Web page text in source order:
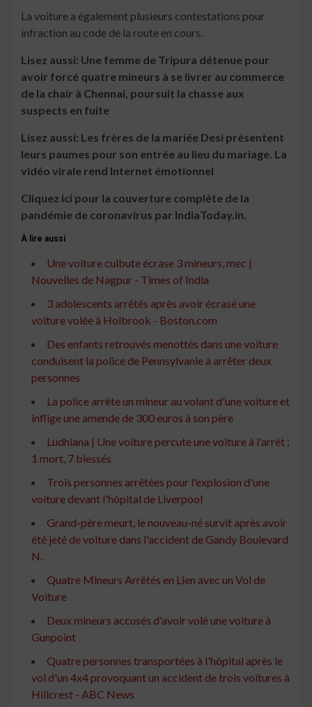
La voiture a également plusieurs contestations pour
infraction au code de la route en cours.
Lisez aussi: Une femme de Tripura détenue pour
avoir forcé quatre mineurs à se livrer au commerce
de la chair à Chennai, poursuit la chasse aux
suspects en fuite
Lisez aussi: Les frères de la mariée Desi présentent
leurs paumes pour son entrée au lieu du mariage. La
vidéo virale rend Internet émotionnel
Cliquez ici pour la couverture complète de la
pandémie de coronavirus par IndiaToday.in.
À lire aussi
Une voiture culbute écrase 3 mineurs, mec |
Nouvelles de Nagpur - Times of India
3 adolescents arrêtés après avoir écrasé une
voiture volée à Holbrook - Boston.com
Des enfants retrouvés menottés dans une voiture
conduisent la police de Pennsylvanie à arrêter deux
personnes
La police arrête un mineur au volant d'une voiture et
inflige une amende de 300 euros à son père
Ludhiana | Une voiture percute une voiture à l'arrêt ;
1 mort, 7 blessés
Trois personnes arrêtées pour l'explosion d'une
voiture devant l'hôpital de Liverpool
Grand-père meurt, le nouveau-né survit après avoir
été jeté de voiture dans l'accident de Gandy Boulevard
N.
Quatre Mineurs Arrêtés en Lien avec un Vol de
Voiture
Deux mineurs accusés d'avoir volé une voiture à
Gunpoint
Quatre personnes transportées à l'hôpital après le
vol d'un 4x4 provoquant un accident de trois voitures à
Hillcrest - ABC News